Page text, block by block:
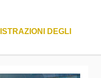
DEGLI